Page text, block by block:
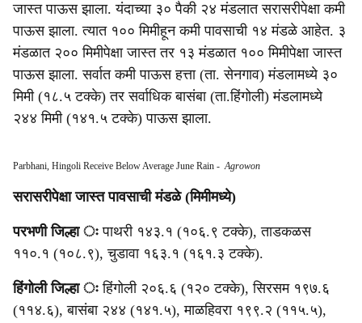
जास्त पाऊस झाला. यंदाच्या ३० पैकी २४ मंडलात सरासरीपेक्षा कमी
पाऊस झाला. त्यात १०० मिमीहून कमी पावसाची १४ मंडळे आहेत. ३
मंडळात २०० मिमीपेक्षा जास्त तर १३ मंडळात १०० मिमीपेक्षा जास्त
पाऊस झाला. सर्वात कमी पाऊस हत्ता (ता. सेनगाव) मंडलामध्ये ३०
मिमी (१८.५ टक्के) तर सर्वाधिक बासंबा (ता.हिंगोली) मंडलामध्ये
२४४ मिमी (१४१.५ टक्के) पाऊस झाला.
Parbhani, Hingoli Receive Below Average June Rain -Agrowon
सरासरीपेक्षा जास्त पावसाची मंडळे (मिमीमध्ये)
परभणी जिल्हा ः पाथरी १४३.१ (१०६.९ टक्के), ताडकळस
११०.१ (१०८.९), चुडावा १६३.१ (१६१.३ टक्के).
हिंगोली जिल्हा ः हिंगोली २०६.६ (१२० टक्के), सिरसम १९७.६
(११४.६), बासंबा २४४ (१४१.५), माळहिवरा १९९.२ (११५.५),